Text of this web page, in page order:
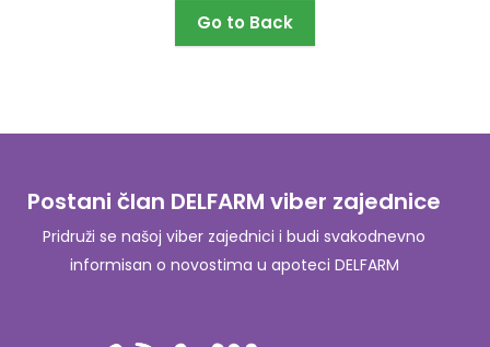
Go to Back
Postani član DELFARM viber zajednice
Pridruži se našoj viber zajednici i budi svakodnevno
informisan o novostima u apoteci DELFARM